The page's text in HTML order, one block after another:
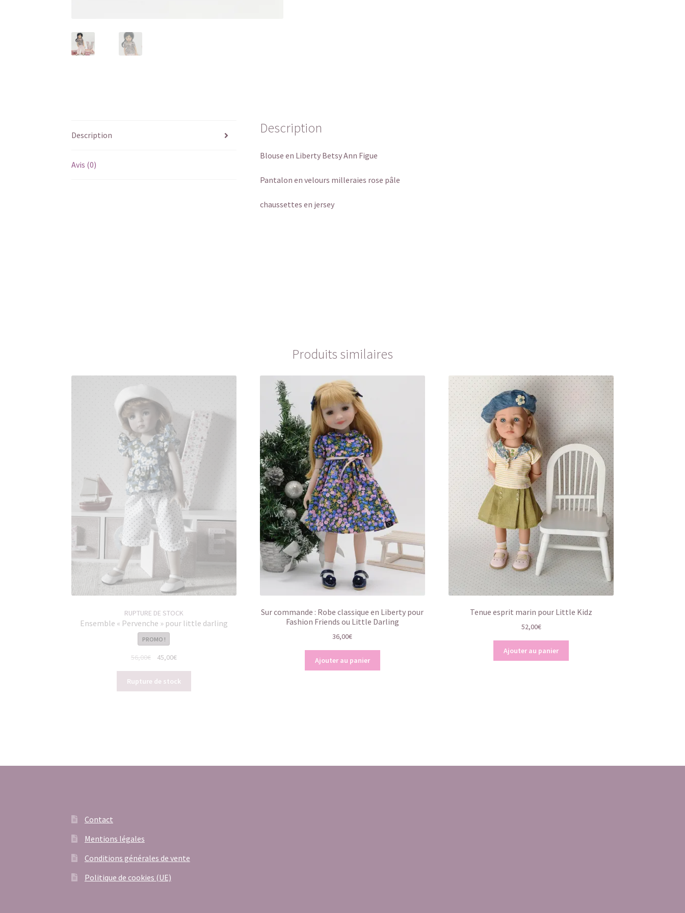
Description
Avis (0)
Description
Blouse en Liberty Betsy Ann Figue
Pantalon en velours milleraies rose pâle
chaussettes en jersey
Produits similaires
RUPTURE DE STOCK
Ensemble « Pervenche » pour little darling
PROMO !
56,00€
Le
initial
était :
45,00€Le
actuel
est :
Rupture de stock
Sur commande : Robe classique en Liberty pour
Fashion Friends ou Little Darling
36,00€
Ajouter au panier
Tenue esprit marin pour Little Kidz
52,00€
Ajouter au panier
Contact
Mentions légales
Conditions générales de vente
Politique de cookies (UE)